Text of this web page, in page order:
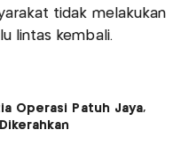
tidak melakukan
lintas kembali.
Operasi Patuh Jaya,